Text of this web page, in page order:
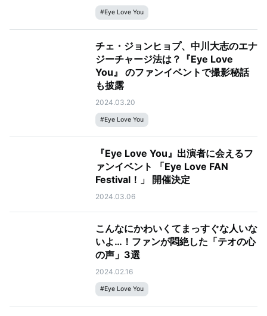
#Eye Love You
チェ・ジョンヒョプ、中川大志のエナ
ジーチャージ法は？『Eye Love
You』 のファンイベントで撮影秘話
も披露
2024.03.20
#Eye Love You
『Eye Love You』出演者に会えるフ
ァンイベント 「Eye Love FAN
Festival！」 開催決定
2024.03.06
こんなにかわいくてまっすぐな人いな
いよ…！ファンが悶絶した「テオの心
の声」3選
2024.02.16
#Eye Love You